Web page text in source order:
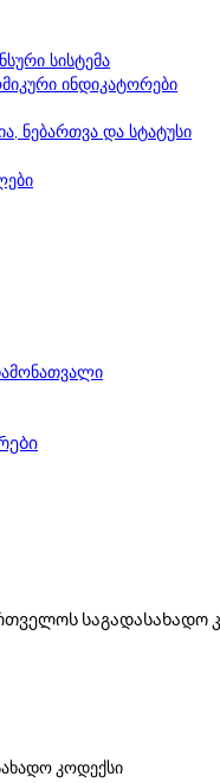
სისტემა
ინდიკატორები
ნებართვა და სტატუსი
საგადასახადო
კოდექსი